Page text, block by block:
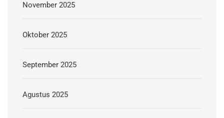
November 2025
Oktober 2025
September 2025
Agustus 2025